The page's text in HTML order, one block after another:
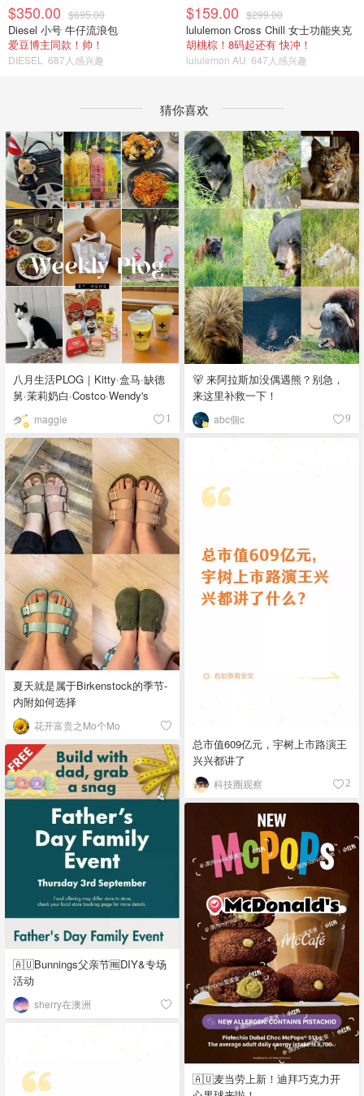
$350.00 $695.00
Diesel 小号 牛仔流浪包
爱豆博主同款！帅！
DIESEL 687人感兴趣
$159.00 $299.00
lululemon Cross Chill 女士功能夹克
胡桃棕！8码起还有 快冲！
lululemon AU 647人感兴趣
猜你喜欢
八月生活PLOG｜Kitty·盒马·缺德
舅·茉莉奶白·Costco·Wendy's
maggie 1
🐻 来阿拉斯加没偶遇熊？别急，
来这里补救一下！
abc個c 9
夏天就是属于Birkenstock的季节-
内附如何选择
花开富贵之Mo个Mo
总市值609亿元，宇树上市路演王
兴兴都讲了
科技圈观察 2
🇦🇺Bunnings父亲节🆓DIY&专场
活动
sherry在澳洲
🇦🇺麦当劳上新！迪拜巧克力开